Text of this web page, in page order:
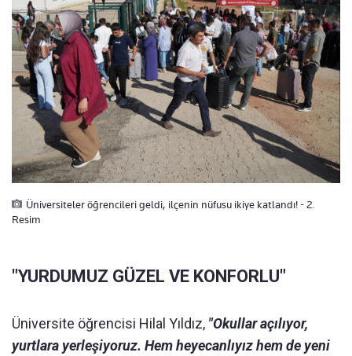
Üniversiteler öğrencileri geldi, ilçenin nüfusu ikiye katlandı! - 2.
Resim
"YURDUMUZ GÜZEL VE KONFORLU"
Üniversite öğrencisi Hilal Yıldız, "Okullar açılıyor,
yurtlara yerleşiyoruz. Hem heyecanlıyız hem de yeni